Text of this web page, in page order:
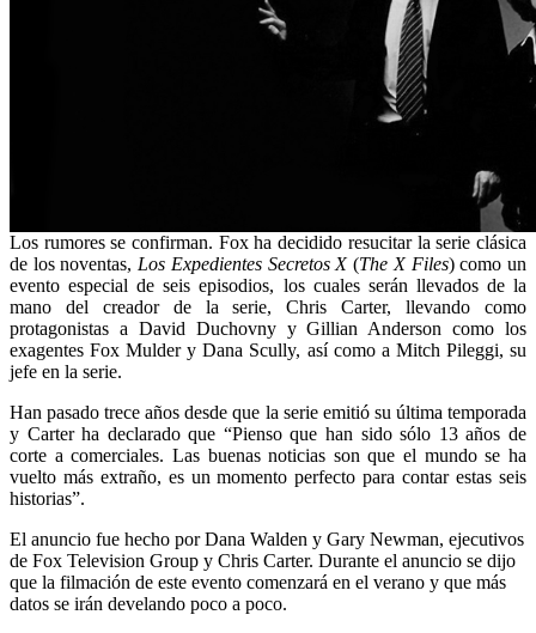
Los rumores se confirman. Fox ha decidido resucitar la serie clásica
de los noventas, Los Expedientes Secretos X(The X Files) como un
evento especial de seis episodios, los cuales serán llevados de la
mano del creador de la serie, Chris Carter, llevando como
protagonistas a David Duchovny y Gillian Anderson como los
exagentes Fox Mulder y Dana Scully, así como a Mitch Pileggi, su
jefe en la serie.
Han pasado trece años desde que la serie emitió su última temporada
y Carter ha declarado que “Pienso que han sido sólo 13 años de
corte a comerciales. Las buenas noticias son que el mundo se ha
vuelto más extraño, es un momento perfecto para contar estas seis
historias”.
El anuncio fue hecho por Dana Walden y Gary Newman, ejecutivos
de Fox Television Group y Chris Carter. Durante el anuncio se dijo
que la filmación de este evento comenzará en el verano y que más
datos se irán develando poco a poco.